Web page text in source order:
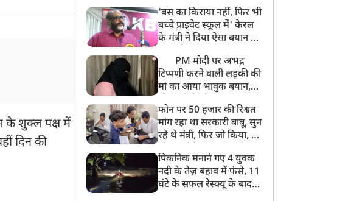
के शुक्ल पक्ष में
दिन की
'बस का किराया नहीं, फिर भी
बच्चे प्राइवेट स्कूल में' केरल
के मंत्री ने दिया ऐसा बयान की
PM मोदी पर अभद्र
टिप्पणी करने वाली लड़की की
मां का आया भावुक बयान,
बेटी को गोद लें प्रधानमंत्री
फोन पर 50 हजार की रिश्वत
मांग रहा था सरकारी बाबू, सुन
रहे थे मंत्री, फिर जो किया, वो
पिकनिक मनाने गए 4 युवक
नदी के तेज़ बहाव में फंसे, 11
घंटे के सफल रेस्क्यू के बाद